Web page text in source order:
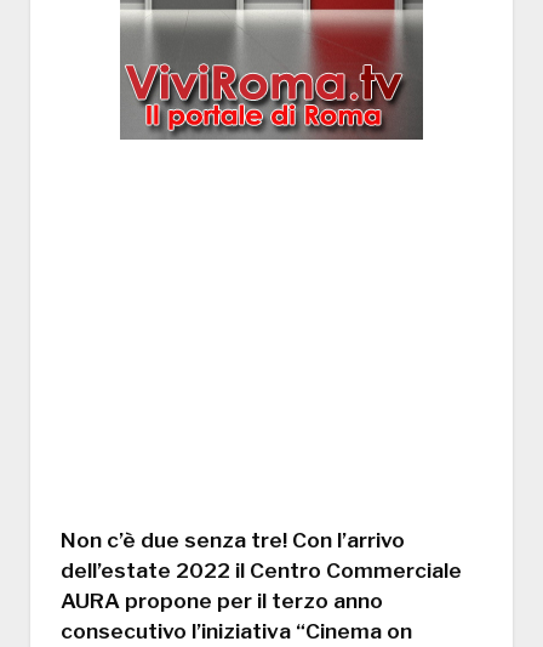
Non c’è due senza tre! Con l’arrivo
dell’estate 2022 il Centro Commerciale
AURA propone per il terzo anno
consecutivo l’iniziativa “Cinema on